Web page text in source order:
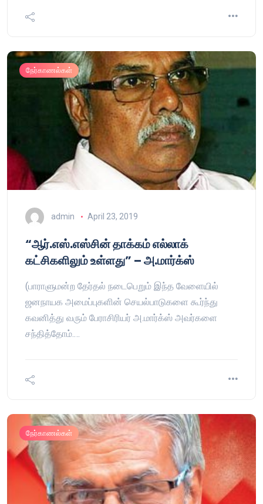
நேர்காணல்கள்
admin April 23, 2019
“ஆர்.எஸ்.எஸ்சின் தாக்கம் எல்லாக்
கட்சிகளிலும் உள்ளது” – அ.மார்க்ஸ்
(பாராளுமன்ற தேர்தல் நடைபெறும் இந்த வேளையில்
ஜனநாயக அமைப்புகளின் செயல்பாடுகளை கூர்ந்து
கவனித்து வரும் பேராசிரியர் அ.மார்க்ஸ் அவர்களை
சந்தித்தோம்.…
நேர்காணல்கள்